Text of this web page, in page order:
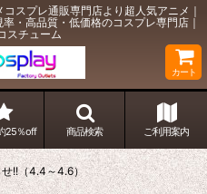
スプレ通販専門店より超人気アニメ｜
・高品質・低価格のコスプレ専門店｜
スチューム
カート
25％off 商品検索 ご利用案内
!!（4.4～4.6）